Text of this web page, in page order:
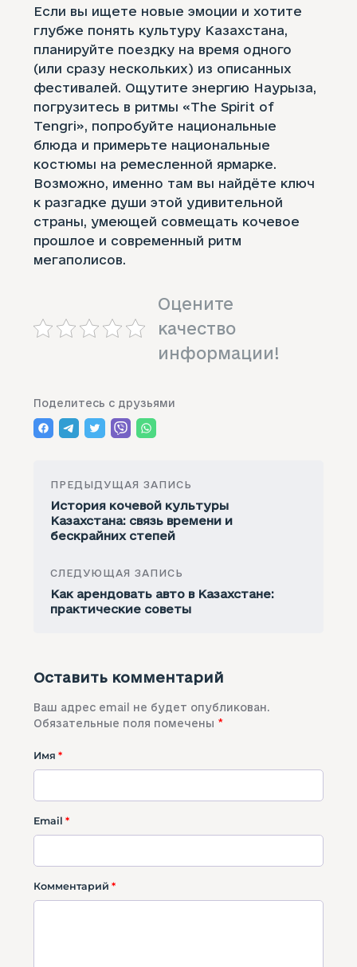
Если вы ищете новые эмоции и хотите
глубже понять культуру Казахстана,
планируйте поездку на время одного
(или сразу нескольких) из описанных
фестивалей. Ощутите энергию Наурыза,
погрузитесь в ритмы «The Spirit of
Tengri», попробуйте национальные
блюда и примерьте национальные
костюмы на ремесленной ярмарке.
Возможно, именно там вы найдёте ключ
к разгадке души этой удивительной
страны, умеющей совмещать кочевое
прошлое и современный ритм
мегаполисов.
Оцените
качество
информации!
Поделитесь с друзьями
ПРЕДЫДУЩАЯ ЗАПИСЬ
История кочевой культуры
Казахстана: связь времени и
бескрайних степей
СЛЕДУЮЩАЯ ЗАПИСЬ
Как арендовать авто в Казахстане:
практические советы
Оставить комментарий
Ваш адрес email не будет опубликован.
Обязательные поля помечены *
Имя *
Email *
Комментарий *